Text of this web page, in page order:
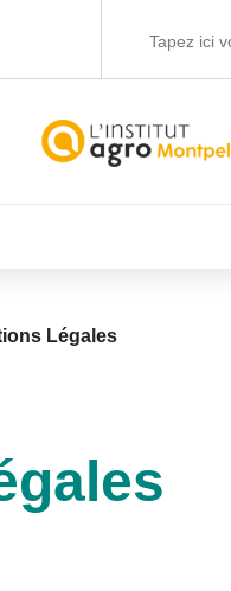
Légales